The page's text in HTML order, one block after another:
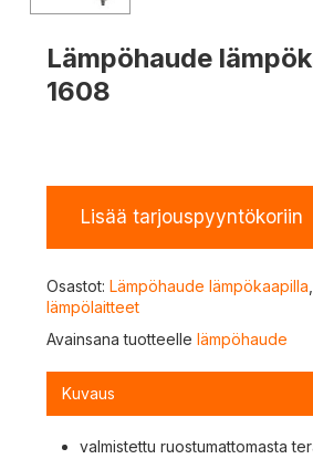
Lämpöhaude
1608
Lisää tarjouspyyntökoriin
Osastot: Lämpöhaude lämpökaapilla
lämpölaitteet
Avainsana tuotteelle lämpöhaude
Kuvaus
valmistettu ruostumattomasta